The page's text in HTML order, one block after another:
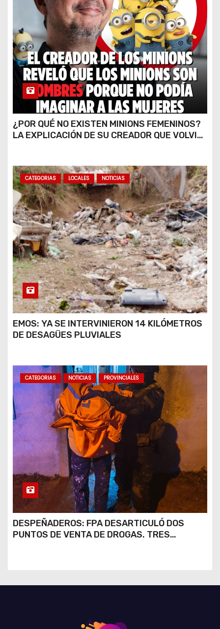
¿POR QUÉ NO EXISTEN MINIONS FEMENINOS?
LA EXPLICACIÓN DE SU CREADOR QUE VOLVIÓ
CATEGORIAS LOCALES NOTICIAS
EMOS: YA SE INTERVINIERON 14 KILÓMETROS
DE DESAGÜES PLUVIALES
CATEGORIAS NOTICIAS PROVINCIALES
DESPEÑADEROS: FPA DESARTICULÓ DOS
PUNTOS DE VENTA DE DROGAS. TRES